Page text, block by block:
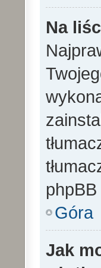
Na
Góra
Jak